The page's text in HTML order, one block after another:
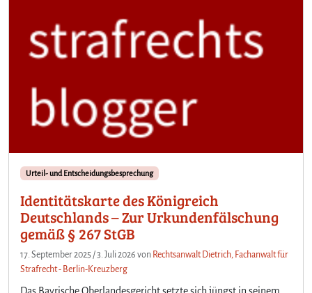
Urteil- und Entscheidungsbesprechung
Identitätskarte des Königreich
Deutschlands – Zur Urkundenfälschung
gemäß § 267 StGB
17. September 2025 /3. Juli 2026 von Rechtsanwalt Dietrich, Fachanwalt für
Strafrecht - Berlin-Kreuzberg
Das Bayrische Oberlandesgericht setzte sich jüngst in seinem